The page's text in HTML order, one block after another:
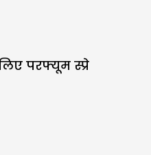
परफ्यूम स्प्रे